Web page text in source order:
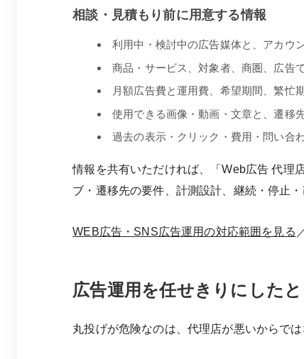
相談・見積もり前に用意する情報
利用中・検討中の広告媒体と、アカウ
商品・サービス、対象者、商圏、広告
月額広告費と運用費、希望期間、繁忙
使用できる画像・動画・文章と、遷移
過去の表示・クリック・費用・問い合
情報を共有いただければ、「Web広告 代理
ブ・遷移先の要件、計測設計、継続・停止
WEB広告・SNS広告運用の対応範囲を見る
広告運用を任せきりにした
丸投げが危険なのは、代理店が悪いからで